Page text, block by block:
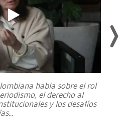
habla sobre el rol
el derecho al
y los desafíos
...